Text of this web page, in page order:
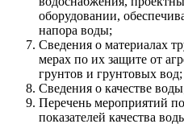
оборудовании,
напора воды;
Сведения о материалах
мерах по их защите от
грунтов и грунтовых вод;
Сведения о качестве
Перечень мероприятий
показателей качества